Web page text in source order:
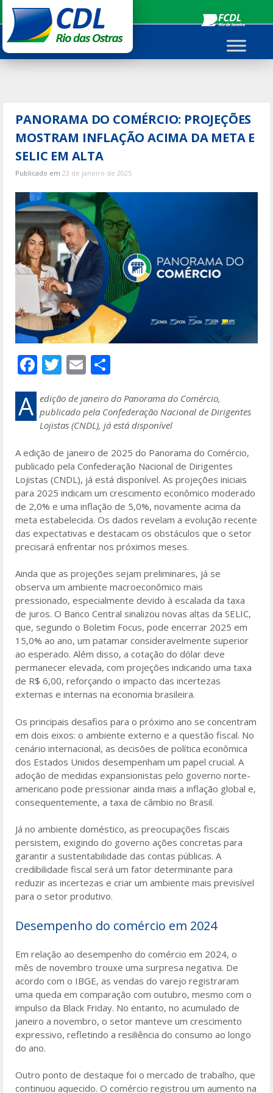
para
conteúdo
PANORAMA DO COMÉRCIO: PROJEÇÕES
MOSTRAM INFLAÇÃO ACIMA DA META E
SELIC EM ALTA
Publicado em23 de janeiro de 2025
F
ac
e
b
o
o
k
T
w
itt
er
E
m
ai
l
ar
e
A edição de janeiro do Panorama do Comércio,
publicado pela Confederação Nacional de Dirigentes
Lojistas (CNDL), já está disponível
A edição de janeiro de 2025 do Panorama do Comércio,
publicado pela Confederação Nacional de Dirigentes
Lojistas (CNDL), já está disponível. As projeções iniciais
para 2025 indicam um crescimento econômico moderado
de 2,0% e uma inflação de 5,0%, novamente acima da
meta estabelecida. Os dados revelam a evolução recente
das expectativas e destacam os obstáculos que o setor
precisará enfrentar nos próximos meses.
Ainda que as projeções sejam preliminares, já se
observa um ambiente macroeconômico mais
pressionado, especialmente devido à escalada da taxa
de juros. O Banco Central sinalizou novas altas da SELIC,
que, segundo o Boletim Focus, pode encerrar 2025 em
15,0% ao ano, um patamar consideravelmente superior
ao esperado. Além disso, a cotação do dólar deve
permanecer elevada, com projeções indicando uma taxa
de R$ 6,00, reforçando o impacto das incertezas
externas e internas na economia brasileira.
Os principais desafios para o próximo ano se concentram
em dois eixos: o ambiente externo e a questão fiscal. No
cenário internacional, as decisões de política econômica
dos Estados Unidos desempenham um papel crucial. A
adoção de medidas expansionistas pelo governo norte-
americano pode pressionar ainda mais a inflação global e,
consequentemente, a taxa de câmbio no Brasil.
Já no ambiente doméstico, as preocupações fiscais
persistem, exigindo do governo ações concretas para
garantir a sustentabilidade das contas públicas. A
credibilidade fiscal será um fator determinante para
reduzir as incertezas e criar um ambiente mais previsível
para o setor produtivo.
Desempenho do comércio em 2024
Em relação ao desempenho do comércio em 2024, o
mês de novembro trouxe uma surpresa negativa. De
acordo com o IBGE, as vendas do varejo registraram
uma queda em comparação com outubro, mesmo com o
impulso da Black Friday. No entanto, no acumulado de
janeiro a novembro, o setor manteve um crescimento
expressivo, refletindo a resiliência do consumo ao longo
do ano.
Outro ponto de destaque foi o mercado de trabalho, que
continuou aquecido. O comércio registrou um aumento na